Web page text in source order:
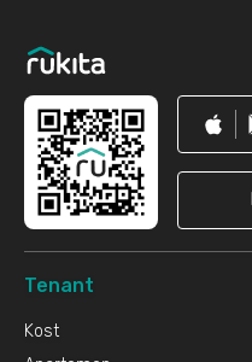
Tenant
Kost